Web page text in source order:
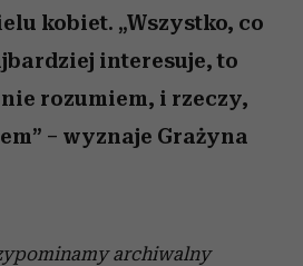
kobiet. „Wszystko, co
interesuje, to
rozumiem, i rzeczy,
– wyznaje Grażyna
archiwalny